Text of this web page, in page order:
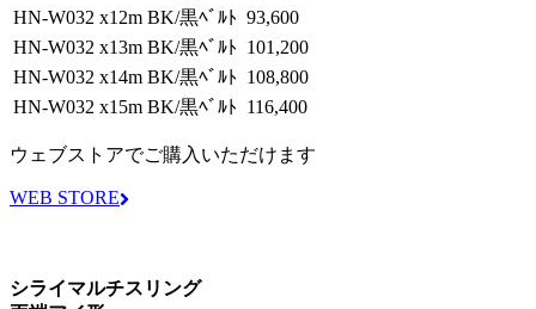
HN-W032 x12m BK/黒ﾍﾞﾙﾄ 93,600
HN-W032 x13m BK/黒ﾍﾞﾙﾄ 101,200
HN-W032 x14m BK/黒ﾍﾞﾙﾄ 108,800
HN-W032 x15m BK/黒ﾍﾞﾙﾄ 116,400
ウェブストアでご購入いただけます
WEB STORE
シライマルチスリング